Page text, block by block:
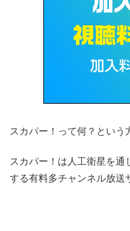
スカパー！って何？という
スカパー！は人工衛星を通
する有料多チャンネル放送